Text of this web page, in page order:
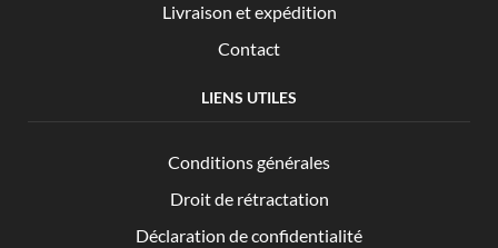
Livraison et expédition
Contact
LIENS UTILES
Conditions générales
Droit de rétractation
Déclaration de confidentialité